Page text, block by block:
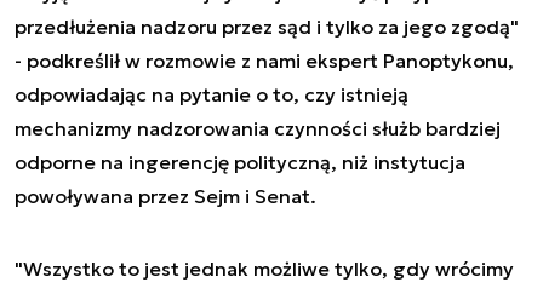
przedłużenia nadzoru przez sąd i tylko za jego zgodą"
- podkreślił w rozmowie z nami ekspert Panoptykonu,
odpowiadając na pytanie o to, czy istnieją
mechanizmy nadzorowania czynności służb bardziej
odporne na ingerencję polityczną, niż instytucja
powoływana przez Sejm i Senat.
"Wszystko to jest jednak możliwe tylko, gdy wrócimy